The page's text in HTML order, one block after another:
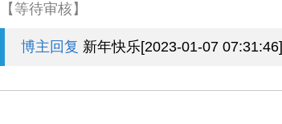
【等待审核】
博主回复 新年快乐[2023-01-07 07:31:46]